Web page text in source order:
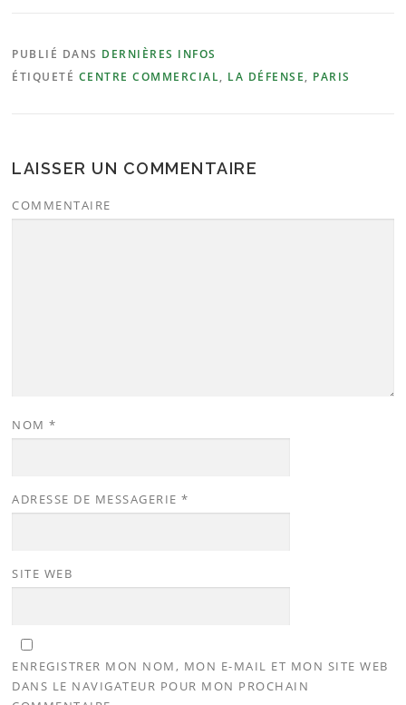
PUBLIÉ DANS DERNIÈRES INFOS
ÉTIQUETÉ CENTRE COMMERCIAL, LA DÉFENSE, PARIS
LAISSER UN COMMENTAIRE
COMMENTAIRE
NOM*
ADRESSE DE MESSAGERIE*
SITE WEB
ENREGISTRER MON NOM, MON E-MAIL ET MON SITE WEB
DANS LE NAVIGATEUR POUR MON PROCHAIN